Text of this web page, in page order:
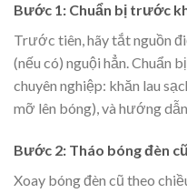
Bước 1: Chuẩn bị trước
Trước tiên, hãy tắt nguồn
(nếu có) nguội hẳn. Chuẩn
chuyên nghiệp: khăn lau
mỡ lên bóng), và hướng
Bước 2: Tháo bóng đèn cũ
Xoay bóng đèn cũ theo